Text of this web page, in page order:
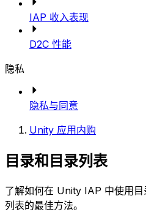
IAP 收入表现
D2C 性能
隐私
隐私与同意
Unity 应用内购
目录和目录列表
了解如何在 Unity IAP 中使用目
列表的最佳方法。